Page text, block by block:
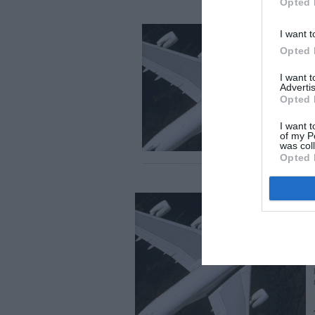
I want
Opted
I want
Opted
I want
of my
was
Opted